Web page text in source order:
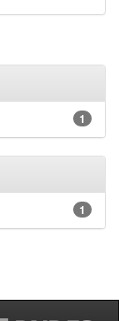
1
1